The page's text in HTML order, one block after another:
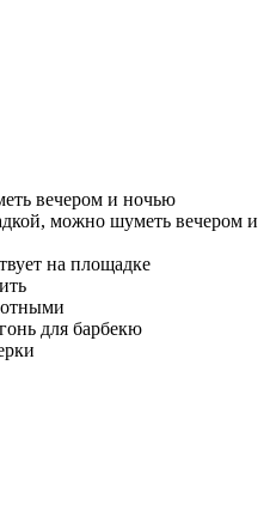
вечером и ночью
можно шуметь вечером и
на площадке
для барбекю